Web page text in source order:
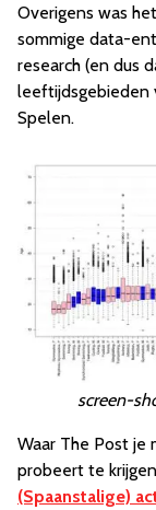
Overigens was
sommige data-
research (en dus
leeftijdsgebieden
Spelen.
screen-
Waar The Post je
probeert te
(Spaanstalige)